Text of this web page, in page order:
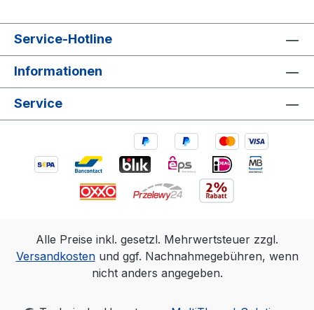
Service-Hotline
Informationen
Service
Alle Preise inkl. gesetzl. Mehrwertsteuer zzgl.
Versandkostenund ggf. Nachnahmegebühren, wenn
nicht anders angegeben.